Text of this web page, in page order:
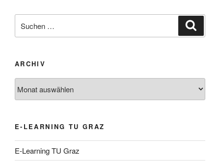
nach:
ARCHIV
E-LEARNING TU GRAZ
E-Learning TU Graz